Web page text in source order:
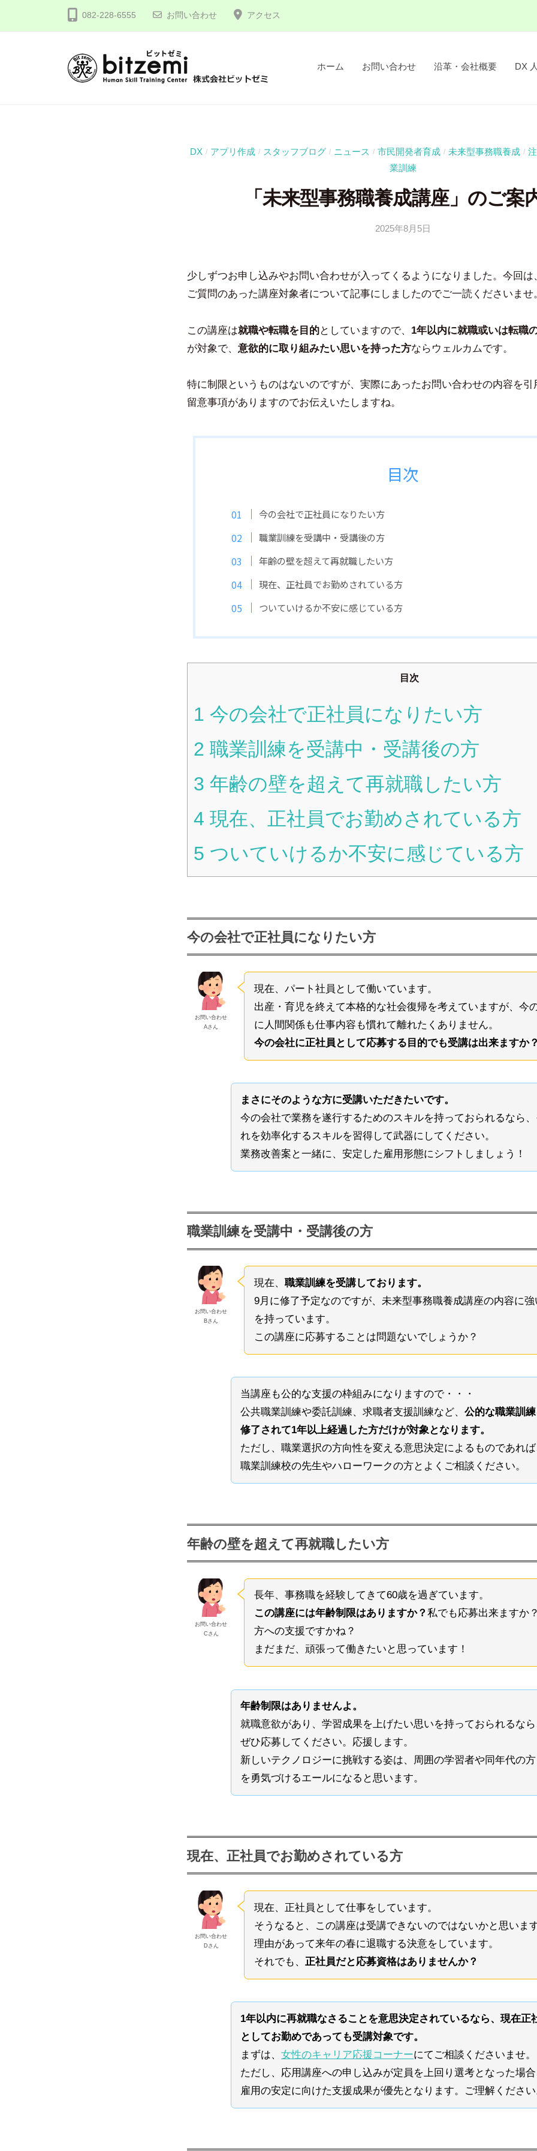
082-228-6555 お問い合わせ アクセス
ホーム お問い合わせ 沿革・会社概要 DX
DX / アプリ作成 / スタッフブログ / ニュース / 市民開発者育成 / 未来型事務職養成 /
業訓練
「未来型事務職養成講座」のご
2025年8月5日
田
豪
少しずつお申し込みやお問い合わせが入ってくるようになりました。今回
ご質問のあった講座対象者について記事にしましたのでご一読くださいませ
この講座は就職や転職を目的としていますので、 1年以内に就職或いは転職
が対象で、 意欲的に取り組みたい思いを持った方ならウェルカムです。
特に制限というものはないのですが、実際にあったお問い合わせの内容を
留意事項がありますのでお伝えいたしますね。
目次
今の会社で正社員になりたい方
職業訓練を受講中・受講後の方
年齢の壁を超えて再就職したい方
現在、正社員でお勤めされている方
ついていけるか不安に感じている方
目次
1 今の会社で正社員になりたい方
2 職業訓練を受講中・受講後の方
3 年齢の壁を超えて再就職したい方
4 現在、正社員でお勤めされている方
5 ついていけるか不安に感じている方
今の会社で正社員になりたい方
お問い合わせ
Aさん
現在、パート社員として働いています。
出産・育児を終えて本格的な社会復帰を考えていますが、今
に人間関係も仕事内容も慣れて離れたくありません。
今の会社に正社員として応募する目的でも受講は出来ますか？
まさにそのような方に受講いただきたいです。
今の会社で業務を遂行するためのスキルを持っておられるなら
れを効率化するスキルを習得して武器にしてください。
業務改善案と一緒に、安定した雇用形態にシフトしましょう！
職業訓練を受講中・受講後の方
お問い合わせ
Bさん
現在、 職業訓練を受講しております。
9月に修了予定なのですが、未来型事務職養成講座の内容に強
を持っています。
この講座に応募することは問題ないでしょうか？
当講座も公的な支援の枠組みになりますので・・・
公共職業訓練や委託訓練、求職者支援訓練など、公的な職業訓
修了されて1年以上経過した方だけが対象となります。
ただし、職業選択の方向性を変える意思決定によるものであれば
職業訓練校の先生やハローワークの方とよくご相談ください。
年齢の壁を超えて再就職したい方
お問い合わせ
Cさん
長年、事務職を経験してきて60歳を過ぎています。
この講座には年齢制限はありますか？ 私でも応募出来ますか
方への支援ですかね？
まだまだ、頑張って働きたいと思っています！
年齢制限はありませんよ。
就職意欲があり、学習成果を上げたい思いを持っておられるなら
ぜひ応募してください。応援します。
新しいテクノロジーに挑戦する姿は、周囲の学習者や同年代の方
を勇気づけるエールになると思います。
現在、正社員でお勤めされている方
お問い合わせ
Dさん
現在、正社員として仕事をしています。
そうなると、この講座は受講できないのではないかと思います
理由があって来年の春に退職する決意をしています。
それでも、 正社員だと応募資格はありませんか？
1年以内に再就職なさることを意思決定されているなら、現在正
としてお勤めであっても受講対象です。
まずは、女性のキャリア応援コーナーにてご相談くださいませ。
ただし、応用講座への申し込みが定員を上回り選考となった場合
雇用の安定に向けた支援成果が優先となります。ご理解ください
式
会
ビ
ッ